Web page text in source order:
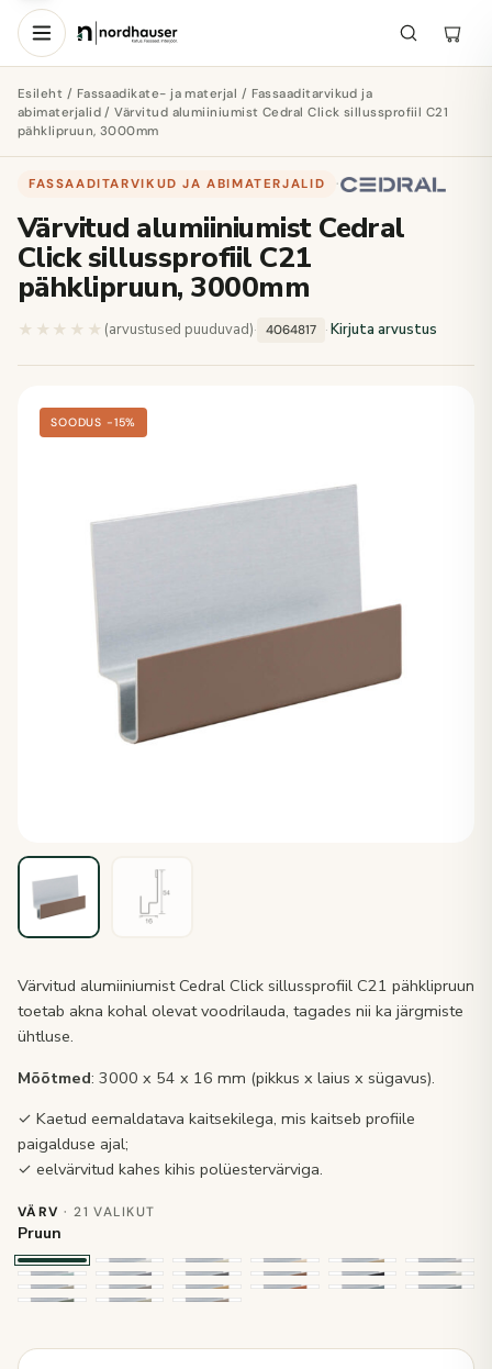
Esileht / Fassaadikate- ja materjal / Fassaaditarvikud ja
abimaterjalid/ Värvitud alumiiniumist Cedral Click sillussprofiil C21
pähklipruun, 3000mm
FASSAADITARVIKUD JA ABIMATERJALID ·
Värvitud alumiiniumist Cedral
Click sillussprofiil C21
pähklipruun, 3000mm
★★★★★ ★★★★★
(arvustused puuduvad)· 4064817 ·Kirjuta arvustus
SOODUS −15%
Värvitud alumiiniumist Cedral Click sillussprofiil C21 pähklipruun
toetab akna kohal olevat voodrilauda, tagades nii ka järgmiste
ühtluse.
Mõõtmed: 3000 x 54 x 16 mm (pikkus x laius x sügavus).
✓ Kaetud eemaldatava kaitsekilega, mis kaitseb profiile
paigalduse ajal;
✓ eelvärvitud kahes kihis polüestervärviga.
VÄRV · 21 VALIKUT
Pruun